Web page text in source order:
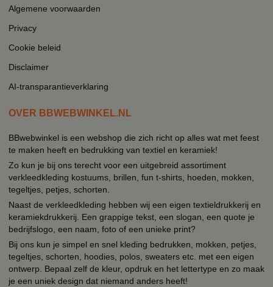
Algemene voorwaarden
Privacy
Cookie beleid
Disclaimer
AI-transparantieverklaring
OVER BBWEBWINKEL.NL
BBwebwinkel is een webshop die zich richt op alles wat met feest
te maken heeft en bedrukking van textiel en keramiek!
Zo kun je bij ons terecht voor een uitgebreid assortiment
verkleedkleding kostuums, brillen, fun t-shirts, hoeden, mokken,
tegeltjes, petjes, schorten.
Naast de verkleedkleding hebben wij een eigen textieldrukkerij en
keramiekdrukkerij. Een grappige tekst, een slogan, een quote je
bedrijfslogo, een naam, foto of een unieke print?
Bij ons kun je simpel en snel kleding bedrukken, mokken, petjes,
tegeltjes, schorten, hoodies, polos, sweaters etc. met een eigen
ontwerp. Bepaal zelf de kleur, opdruk en het lettertype en zo maak
je een uniek design dat niemand anders heeft!